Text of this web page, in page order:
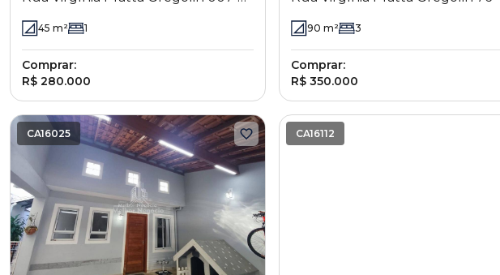
SP45 m² 1
Comprar:
R$ 280.000
SP90 m² 3
Comprar:
R$ 350.000
CA16025 CA16112